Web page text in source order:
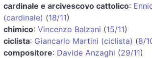
cardinale e arcivescovo cattolico:
(cardinale) (18/11)
chimico: Vincenzo Balzani (15/11)
ciclista: Giancarlo Martini (ciclista) (8/
compositore: Davide Anzaghi (29/11)